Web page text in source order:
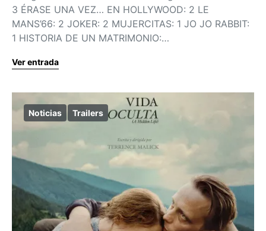
3 ÉRASE UNA VEZ… EN HOLLYWOOD: 2 LE
MANS’66: 2 JOKER: 2 MUJERCITAS: 1 JO JO RABBIT:
1 HISTORIA DE UN MATRIMONIO:…
Ver entrada
Noticias Trailers